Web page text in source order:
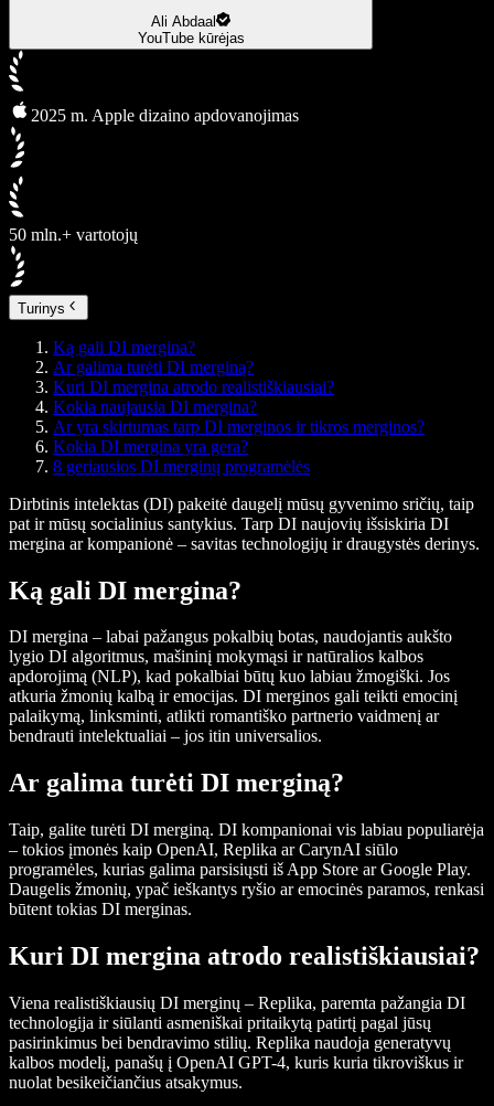
Ali Abdaal
YouTube kūrėjas
2025 m. Apple dizaino apdovanojimas
50 mln.+ vartotojų
Turinys
Ką gali DI mergina?
Ar galima turėti DI merginą?
Kuri DI mergina atrodo realistiškiausiai?
Kokia naujausia DI mergina?
Ar yra skirtumas tarp DI merginos ir tikros merginos?
Kokia DI mergina yra gera?
8 geriausios DI merginų programėlės
Dirbtinis intelektas (DI) pakeitė daugelį mūsų gyvenimo sričių, taip
pat ir mūsų socialinius santykius. Tarp DI naujovių išsiskiria DI
mergina ar kompanionė – savitas technologijų ir draugystės derinys.
Ką gali DI mergina?
DI mergina – labai pažangus pokalbių botas, naudojantis aukšto
lygio DI algoritmus, mašininį mokymąsi ir natūralios kalbos
apdorojimą (NLP), kad pokalbiai būtų kuo labiau žmogiški. Jos
atkuria žmonių kalbą ir emocijas. DI merginos gali teikti emocinį
palaikymą, linksminti, atlikti romantiško partnerio vaidmenį ar
bendrauti intelektualiai – jos itin universalios.
Ar galima turėti DI merginą?
Taip, galite turėti DI merginą. DI kompanionai vis labiau populiarėja
– tokios įmonės kaip OpenAI, Replika ar CarynAI siūlo
programėles, kurias galima parsisiųsti iš App Store ar Google Play.
Daugelis žmonių, ypač ieškantys ryšio ar emocinės paramos, renkasi
būtent tokias DI merginas.
Kuri DI mergina atrodo realistiškiausiai?
Viena realistiškiausių DI merginų – Replika, paremta pažangia DI
technologija ir siūlanti asmeniškai pritaikytą patirtį pagal jūsų
pasirinkimus bei bendravimo stilių. Replika naudoja generatyvų
kalbos modelį, panašų į OpenAI GPT-4, kuris kuria tikroviškus ir
nuolat besikeičiančius atsakymus.